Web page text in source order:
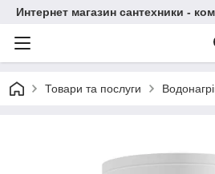
Интернет магазин сантехники -
Товари та послуги